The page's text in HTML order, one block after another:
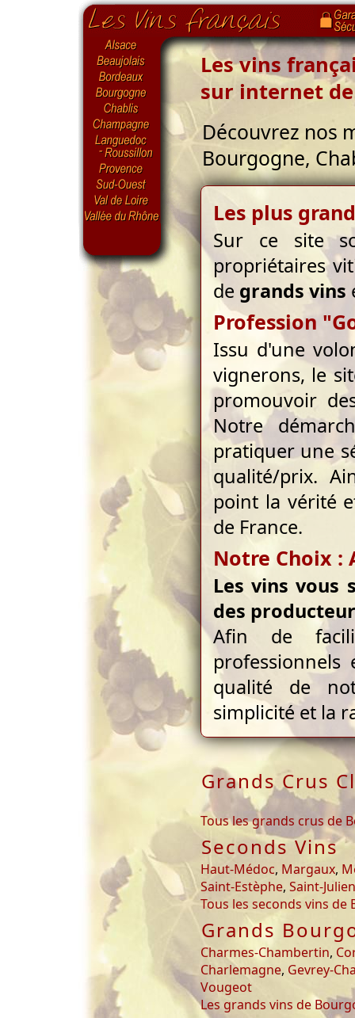
Les vins
sur internet
Découvrez nos
Bourgogne,
Les plus
Sur ce site
propriétaires
de grands vins
Profession
Issu d'une
vignerons, le
promouvoir
Notre
pratiquer une
qualité/prix.
point la vérité
de France.
Notre Choix :
Les vins vous
des
Afin de
professionnels
qualité de
simplicité et la
Grands Crus
Tous les grands crus de
Seconds Vins
Haut-Médoc, Margaux,
Saint-Estèphe, Saint-Julien
Tous les seconds vins de
Grands
Charmes-Chambertin,
Charlemagne, Gevrey-
Vougeot
Les grands vins de